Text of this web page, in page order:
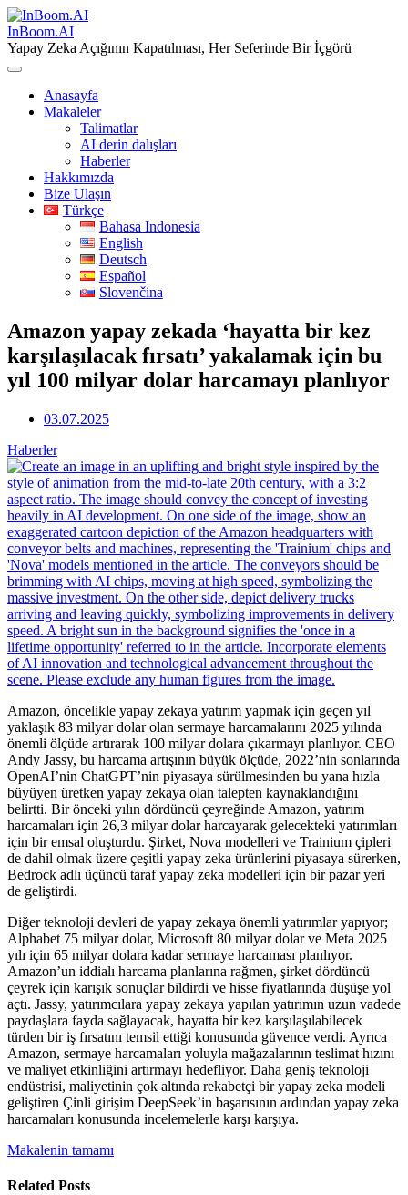
Skip
to
content
InBoom.AI
Yapay Zeka Açığının Kapatılması, Her Seferinde Bir İçgörü
Anasayfa
Makaleler
Talimatlar
AI derin dalışları
Haberler
Hakkımızda
Bize Ulaşın
Türkçe
Bahasa Indonesia
English
Deutsch
Español
Slovenčina
Amazon yapay zekada ‘hayatta bir kez
karşılaşılacak fırsatı’ yakalamak için bu
yıl 100 milyar dolar harcamayı planlıyor
03.07.2025
Haberler
Amazon, öncelikle yapay zekaya yatırım yapmak için geçen yıl
yaklaşık 83 milyar dolar olan sermaye harcamalarını 2025 yılında
önemli ölçüde artırarak 100 milyar dolara çıkarmayı planlıyor. CEO
Andy Jassy, bu harcama artışının büyük ölçüde, 2022’nin sonlarında
OpenAI’nin ChatGPT’nin piyasaya sürülmesinden bu yana hızla
büyüyen üretken yapay zekaya olan talepten kaynaklandığını
belirtti. Bir önceki yılın dördüncü çeyreğinde Amazon, yatırım
harcamaları için 26,3 milyar dolar harcayarak gelecekteki yatırımları
için bir emsal oluşturdu. Şirket, Nova modelleri ve Trainium çipleri
de dahil olmak üzere çeşitli yapay zeka ürünlerini piyasaya sürerken,
Bedrock adlı üçüncü taraf yapay zeka modelleri için bir pazar yeri
de geliştirdi.
Diğer teknoloji devleri de yapay zekaya önemli yatırımlar yapıyor;
Alphabet 75 milyar dolar, Microsoft 80 milyar dolar ve Meta 2025
yılı için 65 milyar dolara kadar sermaye harcaması planlıyor.
Amazon’un iddialı harcama planlarına rağmen, şirket dördüncü
çeyrek için karışık sonuçlar bildirdi ve hisse fiyatlarında düşüşe yol
açtı. Jassy, yatırımcılara yapay zekaya yapılan yatırımın uzun vadede
paydaşlara fayda sağlayacak, hayatta bir kez karşılaşılabilecek
türden bir iş fırsatını temsil ettiği konusunda güvence verdi. Ayrıca
Amazon, sermaye harcamaları yoluyla mağazalarının teslimat hızını
ve maliyet etkinliğini artırmayı hedefliyor. Daha geniş teknoloji
endüstrisi, maliyetinin çok altında rekabetçi bir yapay zeka modeli
geliştiren Çinli girişim DeepSeek’in başarısının ardından yapay zeka
harcamaları konusunda incelemelerle karşı karşıya.
Makalenin tamamı
Related Posts